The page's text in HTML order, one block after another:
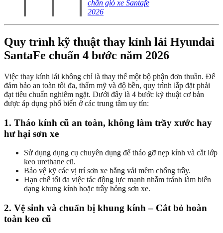
chắn gió xe Santafe
2026
Quy trình kỹ thuật thay kính lái Hyundai
SantaFe chuẩn 4 bước năm 2026
Việc thay kính lái không chỉ là thay thế một bộ phận đơn thuần. Để
đảm bảo an toàn tối đa, thẩm mỹ và độ bền, quy trình lắp đặt phải
đạt tiêu chuẩn nghiêm ngặt. Dưới đây là 4 bước kỹ thuật cơ bản
được áp dụng phổ biến ở các trung tâm uy tín:
1. Tháo kính cũ an toàn, không làm trầy xước hay
hư hại sơn xe
Sử dụng dụng cụ chuyên dụng để tháo gỡ nẹp kính và cắt lớp
keo urethane cũ.
Bảo vệ kỹ các vị trí sơn xe bằng vải mềm chống trầy.
Hạn chế tối đa việc tác động lực mạnh nhằm tránh làm biến
dạng khung kính hoặc trầy hỏng sơn xe.
2. Vệ sinh và chuẩn bị khung kính – Cắt bỏ hoàn
toàn keo cũ